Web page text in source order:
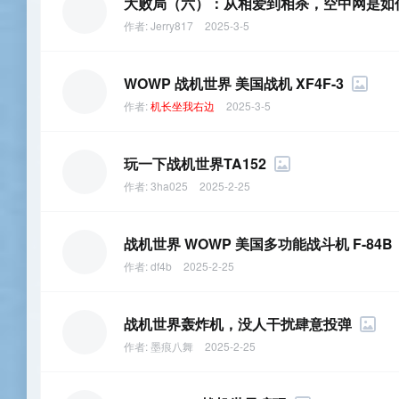
作者:Jerry817 2025-3-5
WOWP 战机世界 美国战机 XF4F-3
作者:机长坐我右边 2025-3-5
玩一下战机世界TA152
作者:3ha025 2025-2-25
战机世界 WOWP 美国多功能战斗机 F-84B
作者:df4b 2025-2-25
战机世界轰炸机，没人干扰肆意投弹
作者: 墨痕八舞 2025-2-25